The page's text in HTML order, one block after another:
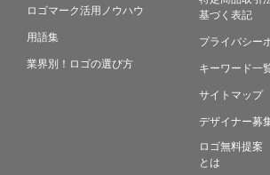
ロゴマーク活用ノウハウ
用語集
業界別！ロゴの選び方
基づく表記
プライバシー
キーワード一
サイトマップ
デザイナー募
ロゴ無料提案
とは